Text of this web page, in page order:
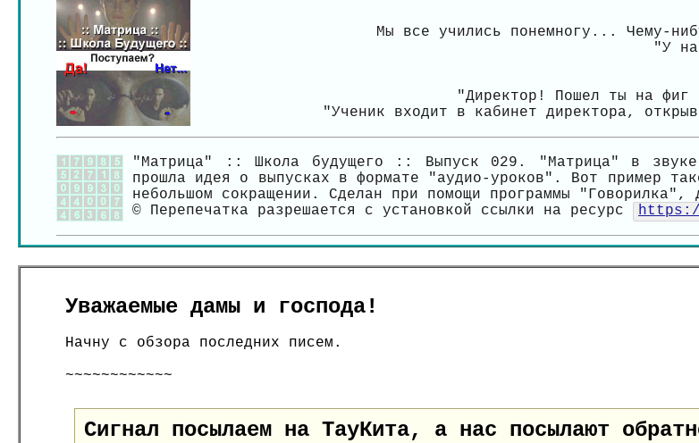
Мы все учились понемногу... Чему-
"У
"Директор! Пошел ты на фиг
"Ученик входит в кабинет директора,
"Матрица" :: Школа будущего :: Выпуск 029. "Матрица" в
прошла идея о выпусках в формате "аудио-уроков". Вот пример
небольшом сокращении. Сделан при помощи программы
© Перепечатка разрешается с установкой ссылки на ресурс
Уважаемые дамы и господа!
Начну с обзора последних писем.
~~~~~~~~~~~~
Сигнал посылаем на ТауКита, а нас посылают